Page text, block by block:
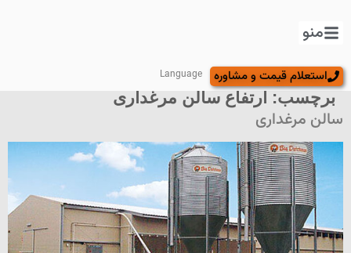
منو
استعلام قیمت و مشاوره Language
برچسب: ارتفاع سالن مرغداری
سالن مرغداری